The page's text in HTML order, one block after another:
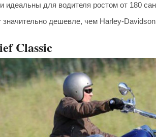
идеальны для водителя ростом от 180
значительно дешевле, чем Harley-
Classic